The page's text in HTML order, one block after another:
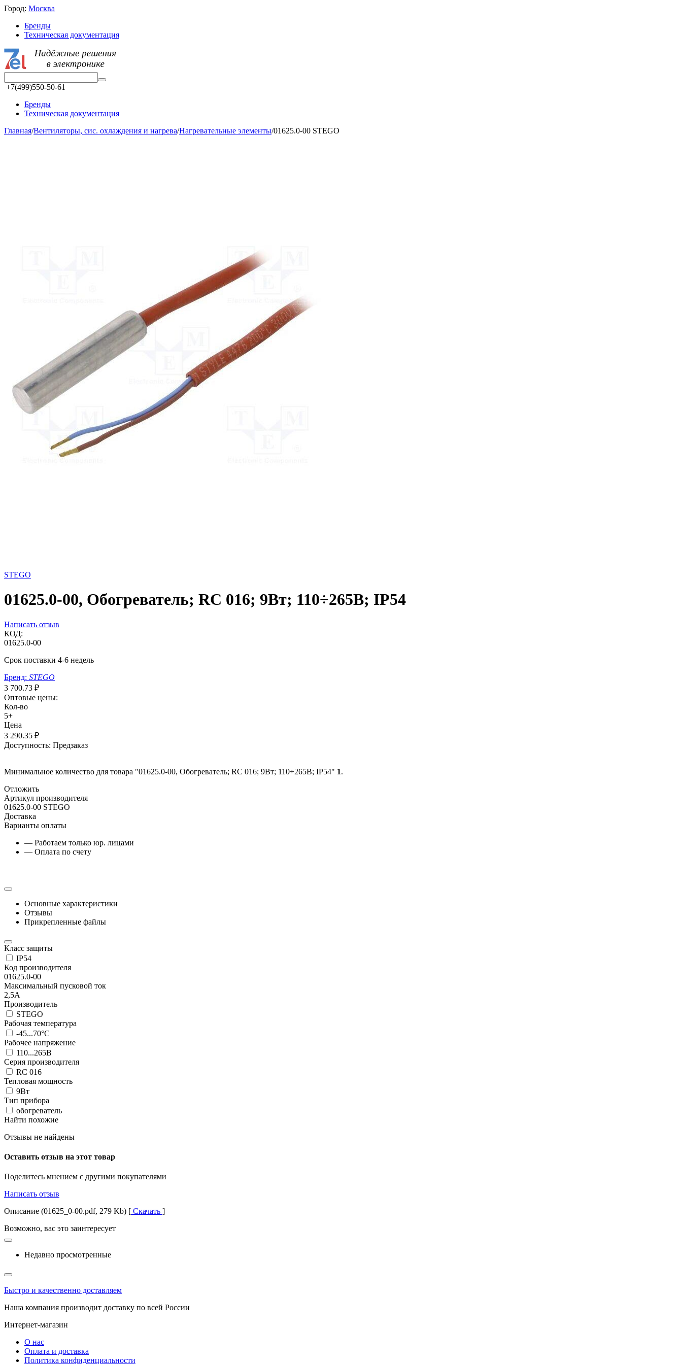
Город: Москва
Бренды
Техническая документация
+7(499)550-50-61
Бренды
Техническая документация
Главная/Вентиляторы, сис. охлаждения и нагрева/Нагревательные элементы/01625.0-00 STEGO
STEGO
01625.0-00, Обогреватель; RC 016; 9Вт; 110÷265В; IP54
Написать отзыв
КОД:
01625.0-00
Срок поставки 4-6 недель
Бренд: STEGO
3 700.73 ₽
Оптовые цены:
Кол-во
5+
Цена
3 290.35 ₽
Доступность: Предзаказ
Минимальное количество для товара "01625.0-00, Обогреватель; RC 016; 9Вт; 110÷265В; IP54" 1.
Отложить
Артикул производителя
01625.0-00 STEGO
Доставка
Варианты оплаты
— Работаем только юр. лицами
— Оплата по счету
Основные характеристики
Отзывы
Прикрепленные файлы
Класс защиты
IP54
Код производителя
01625.0-00
Максимальный пусковой ток
2,5А
Производитель
STEGO
Рабочая температура
-45...70°C
Рабочее напряжение
110...265В
Серия производителя
RC 016
Тепловая мощность
9Вт
Тип прибора
обогреватель
Найти похожие
Отзывы не найдены
Оставить отзыв на этот товар
Поделитесь мнением с другими покупателями
Написать отзыв
Описание (01625_0-00.pdf, 279 Kb) [ Скачать ]
Возможно, вас это заинтересует
Недавно просмотренные
Быстро и качественно доставляем
Наша компания производит доставку по всей России
Интернет-магазин
О нас
Оплата и доставка
Политика конфиденциальности